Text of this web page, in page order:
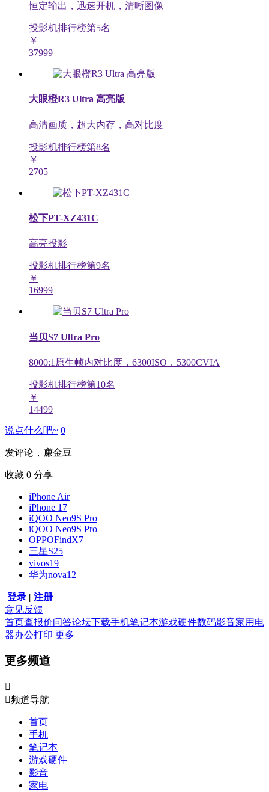
恒定输出，迅速开机，清晰图像
投影机排行榜第5名
￥
37999
大眼橙R3 Ultra 高亮版
高清画质，超大内存，高对比度
投影机排行榜第8名
￥
2705
松下PT-XZ431C
高亮投影
投影机排行榜第9名
￥
16999
当贝S7 Ultra Pro
8000:1原生帧内对比度，6300ISO，5300CVIA
投影机排行榜第10名
￥
14499
说点什么吧~ 0
发评论，赚金豆
收藏 0 分享
iPhone Air
iPhone 17
iQOO Neo9S Pro
iQOO Neo9S Pro+
OPPOFindX7
三星S25
vivos19
华为nova12
登录 | 注册
意见反馈
首页查报价问答论坛下载手机笔记本游戏硬件数码影音家用电
器办公打印 更多
更多频道

频道导航
首页
手机
笔记本
游戏硬件
影音
家电